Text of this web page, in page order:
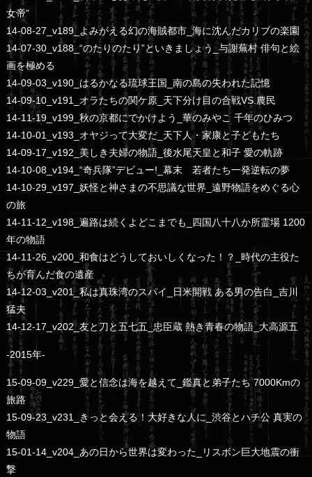
女帝”
14-08-27_v189_よみがえる幻の海賊都市_海に沈んだカリブの楽園
14-07-30_v188_“のたりのたり”といきましょう_与謝蕪村 俳句と絵
画を極める
14-09-03_v190_はるかなる琉球王国_南の島の失われた記憶
14-09-10_v191_オラたちの関ケ原_天下分け目の合戦VS.農民
14-11-19_v199_秋の京都にでかけよう_華のみやこ 千年のひみつ
14-10-01_v193_オヤジって大変だ_天下人・家康と子どもたち
14-09-17_v192_美しき夫婦の物語_後水尾天皇と和子 愛の軌跡
14-10-08_v194_“奇兵隊”デビュー!_幕末 若者たち一発逆転の夢
14-10-29_v197_妖怪と神さまの不思議な世界_遠野物語をめぐる心
の旅
14-11-12_v198_遍路は続くよどこまでも_四国八十八か所霊場 1200
年の物語
14-11-26_v200_和食はどうしておいしくなった！？_時代の主役た
ちが育んだ食の遺産
14-12-03_v201_私は真珠湾のスパイ_日米開戦 ある男の告白_吉川
猛夫
14-12-17_v202_友と刀と五七五_忠臣蔵 熱き青春の物語_大高源五
-2015年-
15-09-09_v229_愛と信念は海を越えて_鑑真と弟子たち 7000Kmの
旅路
15-09-23_v231_きっと会える！大好きな人に_渋谷とハチ公 真実の
物語
15-01-14_v204_あの日から世界は変わった_リスボン巨大地震の衝
撃